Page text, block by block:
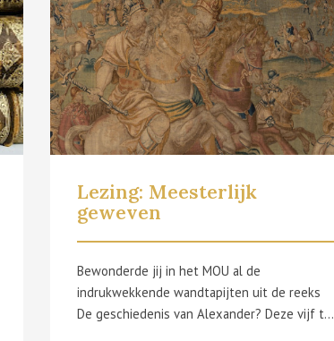
Lezing: Meesterlijk
geweven
Bewonderde jij in het MOU al de
indrukwekkende wandtapijten uit de reeks
De geschiedenis van Alexander? Deze vijf topstukken maken deel uit van een reeks van acht wandtapijten die het leven van Alexander de Grote tot leven brengen. Op woensdag 10 december van 19u30 tot 21u30 neemt museummedewerker Kim Descheemaeker je in een lezing mee op ontdekking tussen de wandtapijten zelf, en dat in het unieke kader van de bovenlakenhalle van het museum. Je duikt in de ontstaanscontext, het ontwerp en de symboliek van deze 16de-eeuwse meesterwerken. Na de lezing kan je de wandtapijten van dichtbij bewonderen. Kortom, ontdek hoe kunst, macht en geschiedenis in elk detail verweven zitten.